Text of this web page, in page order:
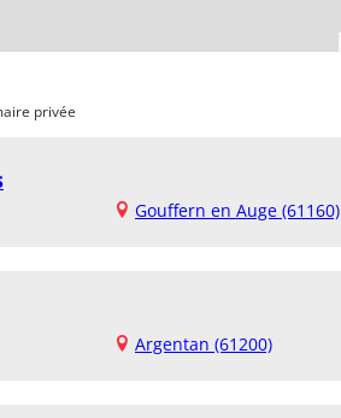
privée
Gouffern en Auge (61160)
Argentan (61200)